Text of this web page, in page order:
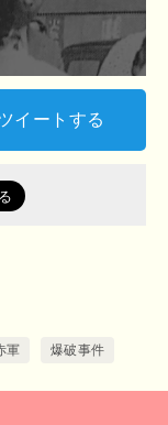
イートする
軍 爆破事件